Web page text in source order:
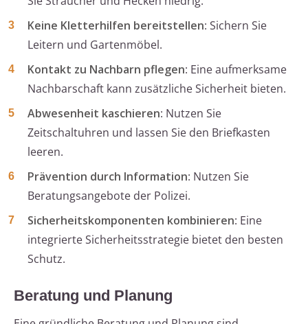
Keine Kletterhilfen bereitstellen: Sichern Sie
Leitern und Gartenmöbel.
Kontakt zu Nachbarn pflegen: Eine aufmerksame
Nachbarschaft kann zusätzliche Sicherheit bieten.
Abwesenheit kaschieren: Nutzen Sie
Zeitschaltuhren und lassen Sie den Briefkasten
leeren.
Prävention durch Information: Nutzen Sie
Beratungsangebote der Polizei.
Sicherheitskomponenten kombinieren: Eine
integrierte Sicherheitsstrategie bietet den besten
Schutz.
Beratung und Planung